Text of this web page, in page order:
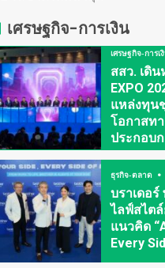
เศรษฐกิจ-การเงิน
เศรษฐกิจ-การเ
สสว. เดิ
EXPO
แหล่งทุน
โอกาสทา
ประกอบก
ธุรกิจ-ตลาด
บราเดอ
ไลฟ์สไต
แนวคิด
Every